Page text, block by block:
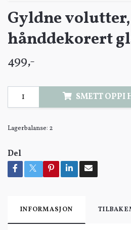
Gyldne volutter,
hånddekorert
499,-
SMETT OPPI
Lagerbalanse: 2
Del
INFORMASJON